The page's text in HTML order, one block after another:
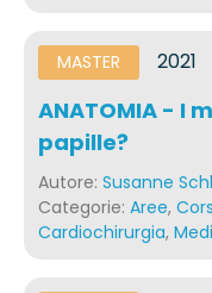
MASTER 2021
ANATOMIA - I
papille?
Autore: Susanne
Categorie: Aree,
Cardiochirurgia,